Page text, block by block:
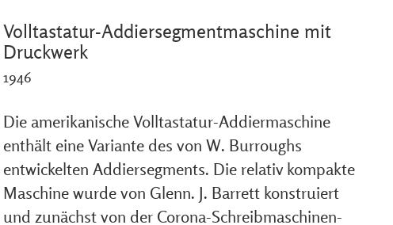
Volltastatur-Addiersegmentmaschine mit
Druckwerk
1946
Die amerikanische Volltastatur-Addiermaschine
enthält eine Variante des von W. Burroughs
entwickelten Addiersegments. Die relativ kompakte
Maschine wurde von Glenn. J. Barrett konstruiert
und zunächst von der Corona-Schreibmaschinen-